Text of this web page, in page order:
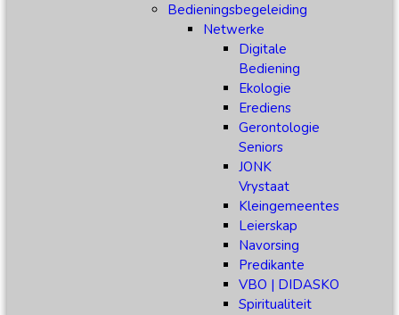
Bedieningsbegeleiding
Netwerke
Digitale
Bediening
Ekologie
Erediens
Gerontologie
Seniors
JONK
Vrystaat
Kleingemeentes
Leierskap
Navorsing
Predikante
VBO | DIDASKO
Spiritualiteit